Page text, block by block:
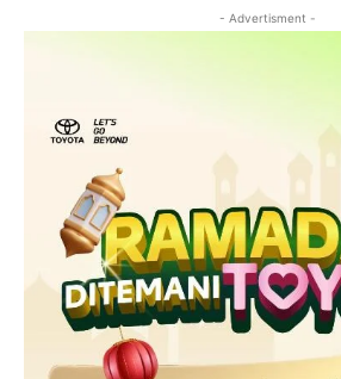
- Advertisment -